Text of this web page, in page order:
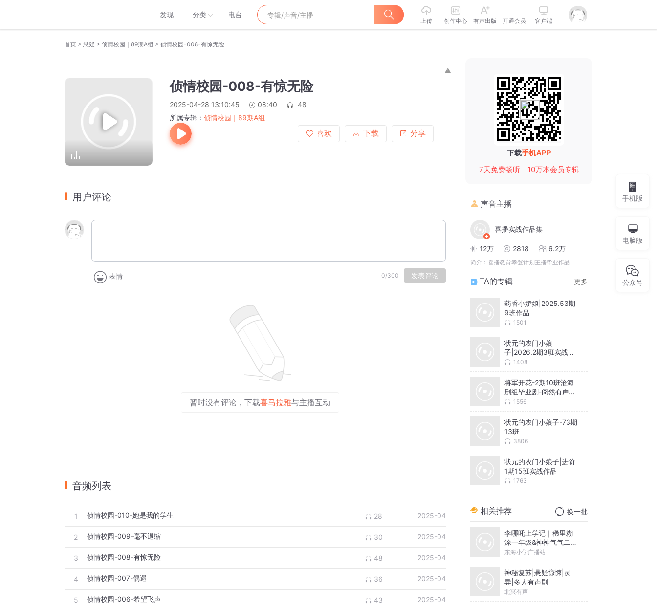
发现 分类 电台
上传 创作中心 有声出版 开通会员 客户端
首页 > 悬疑 > 侦情校园｜89期A组 > 侦情校园-008-有惊无险
侦情校园-008-有惊无险
2025-04-28 13:10:45 08:40
48
所属专辑： 侦情校园｜89期A组
喜欢
下载 分享
用户评论
表情 0/300 发表评论
暂时没有评论，下载喜马拉雅与主播互动
音频列表
1 侦情校园-010-她是我的学生 28 2025-04
2 侦情校园-009-毫不退缩 30 2025-04
3 侦情校园-008-有惊无险 48 2025-04
4 侦情校园-007-偶遇 36 2025-04
5 侦情校园-006-希望飞声 43 2025-04
下载手机APP
7天免费畅听
10万本会员专辑
声音主播
喜播实战作品集
12万 2818 6.2万
简介： 喜播教育攀登计划主播毕业作品
TA的专辑 更多
药香小娇娘|2025.53期
9班作品
1501
状元的农门小娘
子|2026.2期3班实战作
业 1408
将军开花-2期10班沧海
剧组毕业剧-阅然有声导
演 1556
状元的农门小娘子-73期
13班
3806
状元的农门小娘子|进阶
1期15班实战作品
1763
相关推荐 换一批
李哪吒上学记｜稀里糊
涂一年级&神神气气二年
级
东海小学广播站
神秘复苏|悬疑惊悚|灵
异|多人有声剧
北冥有声
手机版
电脑版
公众号